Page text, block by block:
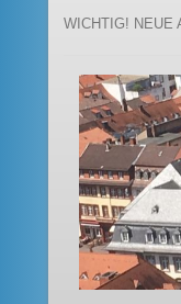
WICHTIG! NEUE